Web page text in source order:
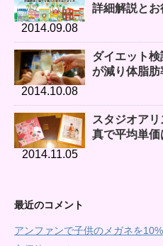
2014.09.08
詳細解説と
2014.10.08
ダイエット
が減り体脂肪
2014.11.05
スタジオア
真で平均単価
最近のコメント
アンファンで子供のメガネを